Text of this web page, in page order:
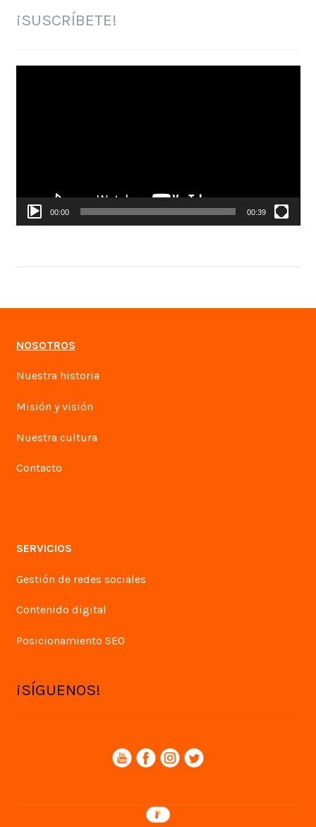
¡SUSCRÍBETE!
00:00 00:39
NOSOTROS
Nuestra historia
Misión y visión
Nuestra cultura
Contacto
SERVICIOS
Gestión de redes sociales
Contenido digital
Posicionamiento SEO
¡SÍGUENOS!